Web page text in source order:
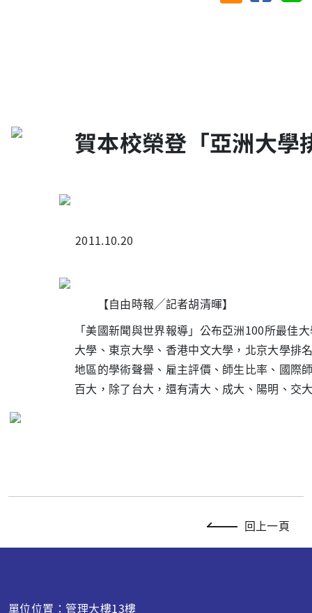
賀本校榮登「亞洲大學
2011.10.20
【自由時報╱記者胡清暉】
「美國新聞與世界報導」公布亞洲100所最佳
大學、東京大學、香港中文大學，北京大學排
地區的學術聲譽、雇主評價、師生比率、國際
百大，除了台大，還有清大、成大、陽明、交
回上一頁
單位位置：管理大樓13樓